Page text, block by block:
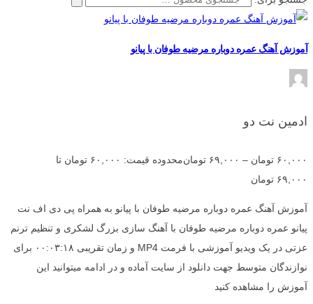
آموزش آهنگ عمره دوباره مرضیه طوفان با پیانو
ادمین نت دو
۶۰,۰۰۰ تومان – ۶۹,۰۰۰ تومان
محدوده قیمت: ۶۰,۰۰۰ تومان تا
۶۹,۰۰۰ تومان
آموزش آهنگ عمره دوباره مرضیه طوفان با پیانو به همراه پی دی اف نت
پیانو عمره دوباره مرضیه طوفان با آهنگ سازی بزرگ لشکری و تنظیم ترنم
عزتی در یک ویدیو آموزشی با فرمت MP4 و زمان تقریبی ۰۰:۰۳:۱۸ برای
نوازندگان متوسط جهت دانلود از سایت آماده و در ادامه میتوانید این
آموزش را مشاهده کنید